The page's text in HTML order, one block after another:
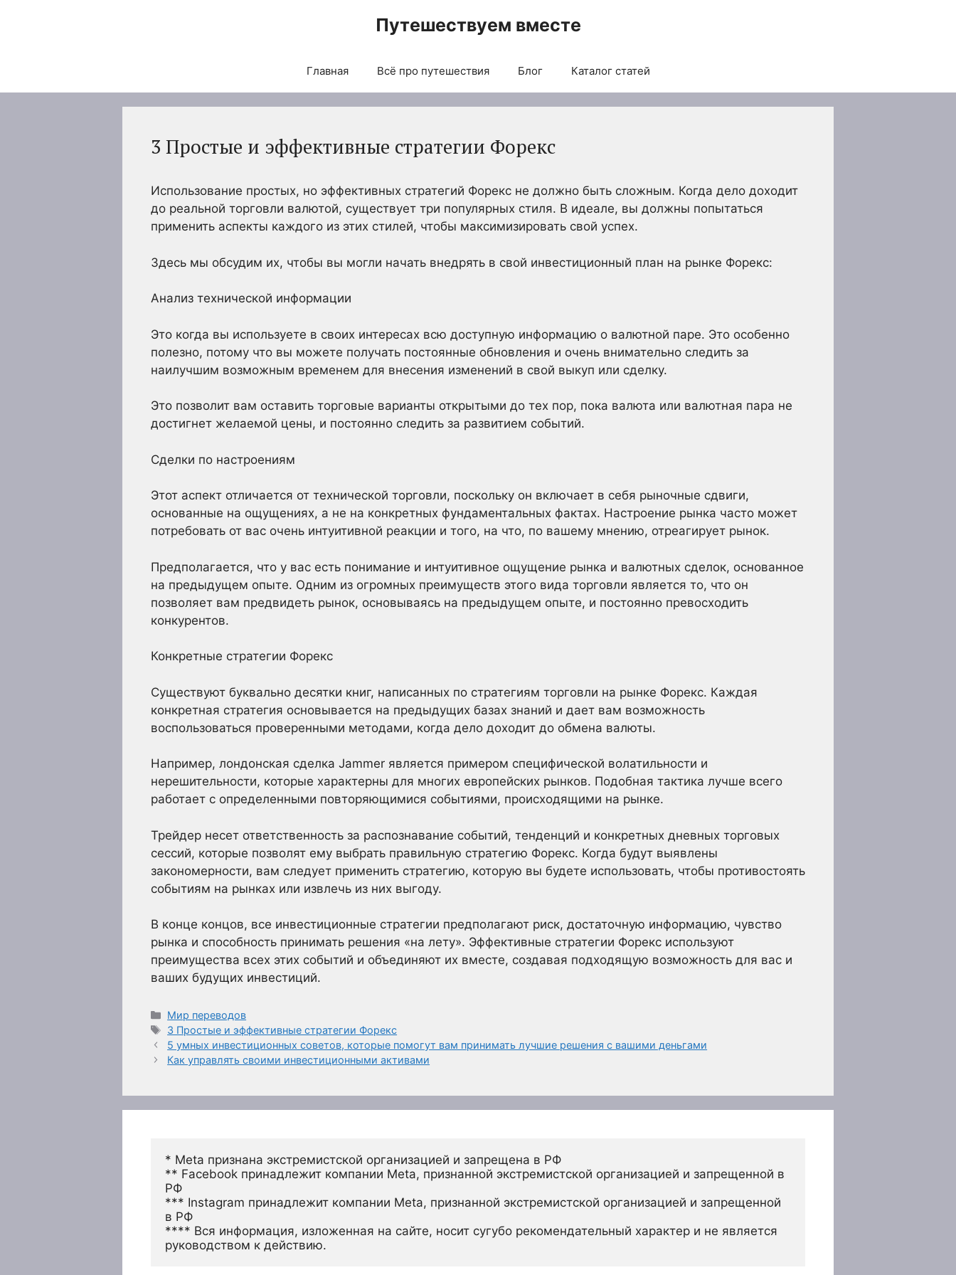
Путешествуем вместе
Главная Всё про путешествия Блог Каталог статей
3 Простые и эффективные стратегии Форекс
Использование простых, но эффективных стратегий Форекс не должно быть сложным. Когда дело доходит
до реальной торговли валютой, существует три популярных стиля. В идеале, вы должны попытаться
применить аспекты каждого из этих стилей, чтобы максимизировать свой успех.
Здесь мы обсудим их, чтобы вы могли начать внедрять в свой инвестиционный план на рынке Форекс:
Анализ технической информации
Это когда вы используете в своих интересах всю доступную информацию о валютной паре. Это особенно
полезно, потому что вы можете получать постоянные обновления и очень внимательно следить за
наилучшим возможным временем для внесения изменений в свой выкуп или сделку.
Это позволит вам оставить торговые варианты открытыми до тех пор, пока валюта или валютная пара не
достигнет желаемой цены, и постоянно следить за развитием событий.
Сделки по настроениям
Этот аспект отличается от технической торговли, поскольку он включает в себя рыночные сдвиги,
основанные на ощущениях, а не на конкретных фундаментальных фактах. Настроение рынка часто может
потребовать от вас очень интуитивной реакции и того, на что, по вашему мнению, отреагирует рынок.
Предполагается, что у вас есть понимание и интуитивное ощущение рынка и валютных сделок, основанное
на предыдущем опыте. Одним из огромных преимуществ этого вида торговли является то, что он
позволяет вам предвидеть рынок, основываясь на предыдущем опыте, и постоянно превосходить
конкурентов.
Конкретные стратегии Форекс
Существуют буквально десятки книг, написанных по стратегиям торговли на рынке Форекс. Каждая
конкретная стратегия основывается на предыдущих базах знаний и дает вам возможность
воспользоваться проверенными методами, когда дело доходит до обмена валюты.
Например, лондонская сделка Jammer является примером специфической волатильности и
нерешительности, которые характерны для многих европейских рынков. Подобная тактика лучше всего
работает с определенными повторяющимися событиями, происходящими на рынке.
Трейдер несет ответственность за распознавание событий, тенденций и конкретных дневных торговых
сессий, которые позволят ему выбрать правильную стратегию Форекс. Когда будут выявлены
закономерности, вам следует применить стратегию, которую вы будете использовать, чтобы противостоять
событиям на рынках или извлечь из них выгоду.
В конце концов, все инвестиционные стратегии предполагают риск, достаточную информацию, чувство
рынка и способность принимать решения «на лету». Эффективные стратегии Форекс используют
преимущества всех этих событий и объединяют их вместе, создавая подходящую возможность для вас и
ваших будущих инвестиций.
Рубрики
Мир переводов
Метки
3 Простые и эффективные стратегии Форекс
5 умных инвестиционных советов, которые помогут вам принимать лучшие решения с вашими деньгами
Как управлять своими инвестиционными активами
* Meta признана экстремистской организацией и запрещена в РФ
** Facebook принадлежит компании Meta, признанной экстремистской организацией и запрещенной в
РФ
*** Instagram принадлежит компании Meta, признанной экстремистской организацией и запрещенной
в РФ
**** Вся информация, изложенная на сайте, носит сугубо рекомендательный характер и не является
руководством к действию.